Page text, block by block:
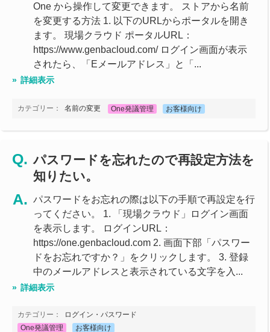
One から操作して変更できます。 ストアから名前
を変更する方法 1. 以下のURLからポータルを開き
ます。 現場クラウド ポータルURL：
https://www.genbacloud.com/ ログイン画面が表示
されたら、「Eメールアドレス」と「...
詳細表示
カテゴリー： 名前の変更 One発議管理 お客様向け
パスワードを忘れたので再設定方法を
知りたい。
パスワードをお忘れの際は以下の手順で再設定を行
ってください。 1. 「現場クラウド」ログイン画面
を表示します。 ログインURL：
https://one.genbacloud.com 2. 画面下部「パスワー
ドをお忘れですか？」をクリックします。 3. 登録
中のメールアドレスと表示されている文字を入...
詳細表示
カテゴリー：
ログイン・パスワード
One発議管理
お客様向け